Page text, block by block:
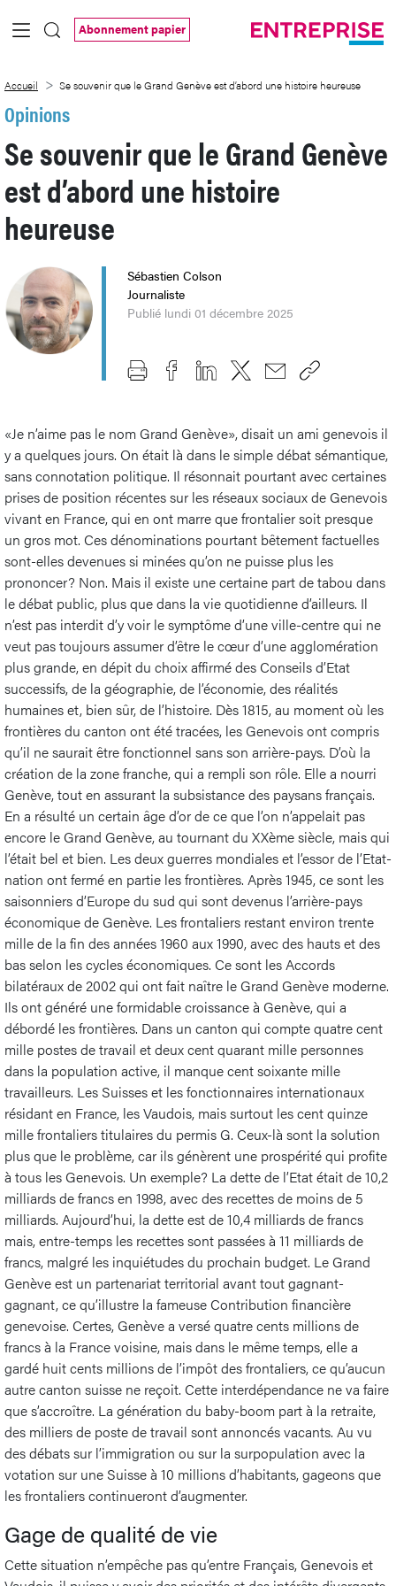
Saut au contenu principal
Abonnement papier
Accueil Se souvenir que le Grand Genève est d’abord une histoire heureuse
Opinions
Se souvenir que le Grand Genève
est d’abord une histoire
heureuse
Sébastien Colson
Journaliste
Publié lundi 01 décembre 2025
«Je n’aime pas le nom Grand Genève», disait un ami genevois il
y a quelques jours. On était là dans le simple débat sémantique,
sans connotation politique. Il résonnait pourtant avec certaines
prises de position récentes sur les réseaux sociaux de Genevois
vivant en France, qui en ont marre que frontalier soit presque
un gros mot. Ces dénominations pourtant bêtement factuelles
sont-elles devenues si minées qu’on ne puisse plus les
prononcer? Non. Mais il existe une certaine part de tabou dans
le débat public, plus que dans la vie quotidienne d’ailleurs. Il
n’est pas interdit d’y voir le symptôme d’une ville-centre qui ne
veut pas toujours assumer d’être le cœur d’une agglomération
plus grande, en dépit du choix affirmé des Conseils d’Etat
successifs, de la géographie, de l’économie, des réalités
humaines et, bien sûr, de l’histoire. Dès 1815, au moment où les
frontières du canton ont été tracées, les Genevois ont compris
qu’il ne saurait être fonctionnel sans son arrière-pays. D’où la
création de la zone franche, qui a rempli son rôle. Elle a nourri
Genève, tout en assurant la subsistance des paysans français.
En a résulté un certain âge d’or de ce que l’on n’appelait pas
encore le Grand Genève, au tournant du XXème siècle, mais qui
l’était bel et bien. Les deux guerres mondiales et l’essor de l’Etat-
nation ont fermé en partie les frontières. Après 1945, ce sont les
saisonniers d’Europe du sud qui sont devenus l’arrière-pays
économique de Genève. Les frontaliers restant environ trente
mille de la fin des années 1960 aux 1990, avec des hauts et des
bas selon les cycles économiques. Ce sont les Accords
bilatéraux de 2002 qui ont fait naître le Grand Genève moderne.
Ils ont généré une formidable croissance à Genève, qui a
débordé les frontières. Dans un canton qui compte quatre cent
mille postes de travail et deux cent quarant mille personnes
dans la population active, il manque cent soixante mille
travailleurs. Les Suisses et les fonctionnaires internationaux
résidant en France, les Vaudois, mais surtout les cent quinze
mille frontaliers titulaires du permis G. Ceux-là sont la solution
plus que le problème, car ils génèrent une prospérité qui profite
à tous les Genevois. Un exemple? La dette de l’Etat était de 10,2
milliards de francs en 1998, avec des recettes de moins de 5
milliards. Aujourd’hui, la dette est de 10,4 milliards de francs
mais, entre-temps les recettes sont passées à 11 milliards de
francs, malgré les inquiétudes du prochain budget. Le Grand
Genève est un partenariat territorial avant tout gagnant-
gagnant, ce qu’illustre la fameuse Contribution financière
genevoise. Certes, Genève a versé quatre cents millions de
francs à la France voisine, mais dans le même temps, elle a
gardé huit cents millions de l’impôt des frontaliers, ce qu’aucun
autre canton suisse ne reçoit. Cette interdépendance ne va faire
que s’accroître. La génération du baby-boom part à la retraite,
des milliers de poste de travail sont annoncés vacants. Au vu
des débats sur l’immigration ou sur la surpopulation avec la
votation sur une Suisse à 10 millions d’habitants, gageons que
les frontaliers continueront d’augmenter.
Gage de qualité de vie
Cette situation n’empêche pas qu’entre Français, Genevois et